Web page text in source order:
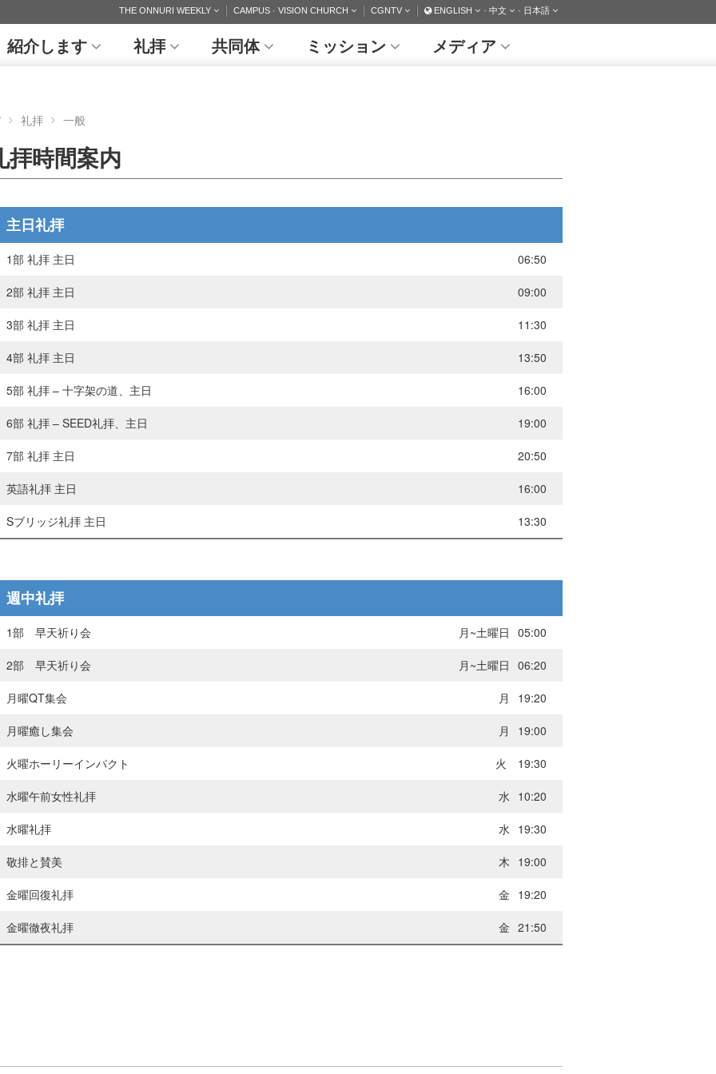
THE ONNURI WEEKLY CAMPUS · VISION CHURCH CGNTV ENGLISH · 中文 · 日本語
紹介します 礼拝 共同体 ミッション メディア
礼拝 一般
拝時間案内
主日礼拝
1部 礼拝 主日 06:50
2部 礼拝 主日 09:00
3部 礼拝 主日 11:30
4部 礼拝 主日 13:50
5部 礼拝 – 十字架の道、主日 16:00
6部 礼拝 – SEED礼拝、主日 19:00
7部 礼拝 主日 20:50
英語礼拝 主日 16:00
Sブリッジ礼拝 主日 13:30
週中礼拝
1部 早天祈り会 月~土曜日 05:00
2部 早天祈り会 月~土曜日 06:20
月曜QT集会 月 19:20
月曜癒し集会 月 19:00
火曜ホーリーインパクト 火 19:30
水曜午前女性礼拝 水 10:20
水曜礼拝 水 19:30
敬排と賛美 木 19:00
金曜回復礼拝 金 19:20
金曜徹夜礼拝 金 21:50